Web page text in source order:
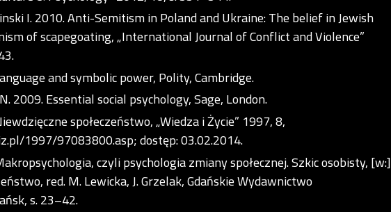
I. 2010. Anti-Semitism in Poland and Ukraine: The belief in Jewish
of scapegoating, „International Journal of Conflict and Violence”
and symbolic power, Polity, Cambridge.
2009. Essential social psychology, Sage, London.
społeczeństwo, „Wiedza i Życie” 1997, 8,
1997/97083800.asp;dostęp: 03.02.2014.
czyli psychologia zmiany społecznej. Szkic osobisty, [w:]
red. M. Lewicka, J. Grzelak, Gdańskie Wydawnictwo
s. 23–42.